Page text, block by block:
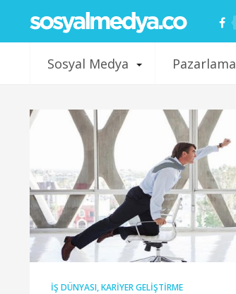
Sosyal Medya Pazarlama
İŞ DÜNYASI,KARIYER GELIŞTIRME